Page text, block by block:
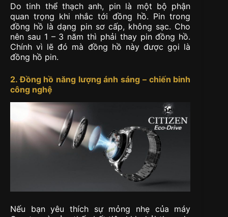
Do tinh thể thạch anh, pin là một bộ phận
quan trọng khi nhắc tới đồng hồ. Pin trong
đồng hồ là dạng pin sơ cấp, không sạc. Cho
nên sau 1 – 3 năm thì phải thay pin đồng hồ.
Chính vì lẽ đó mà đồng hồ này được gọi là
đồng hồ pin.
2. Đồng hồ năng lượng ánh sáng – chiến binh
công nghệ
Nếu bạn yêu thích sự mỏng nhẹ của máy